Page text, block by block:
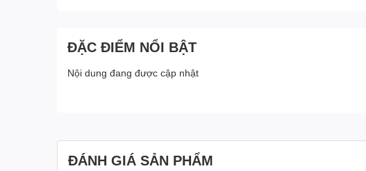
ĐẶC ĐIỂM NỔI BẬT
Nội dung đang được cập nhật
ĐÁNH GIÁ SẢN PHẨM